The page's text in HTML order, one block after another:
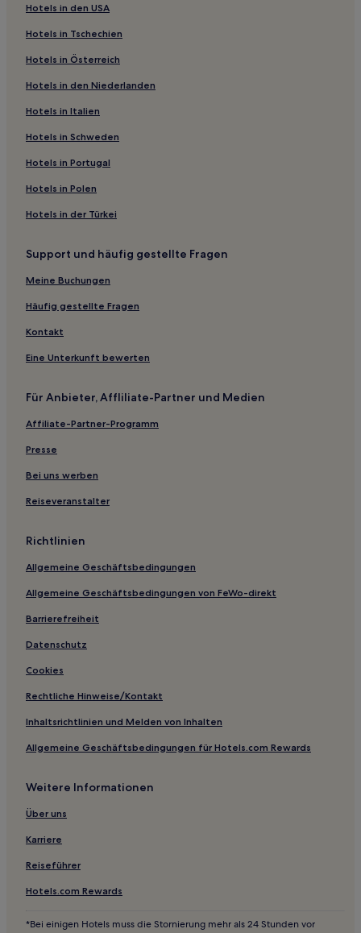
Fraser Hotels
Hotels nahe Golf Club at Ravenna
Evergreen West Central: Hotels
Historic District: Hotels
Kings Valley: Hotels
Avon Hotels
Hotels nahe Clear Creek
Deckers Hotels
Roxborough: Hotels
Hotels nahe Golden Gate Canyon State Park
Hotels nahe Maroon Lake Scenic Trail Head
Hotels nahe Mount Elbert
Historic District: Hotels
Hotels nahe Skilift Lift 2
Hotels nahe Maroon Bells
Summit County: Hotels
Vail Hotels
Jefferson Hotels
Midland: Hotels
Ohio City Hotels
Hotels nahe Born Free Express Lift
Pleasant Park Corridor: Hotels
Hotels nahe Mount Blue Sky
Beaver Creek: Hotels
Saint Mary's Hotels
Colorado: Hotels
Berthoud Falls Hotels
Genesee: Hotels
Hotels nahe Byers Peak Wilderness
Golden Gate Canyon: Hotels
Sphinx Park: Hotels
Eagle County: Hotels
Winter Park Hotels
Como Hotels
Hotels in den USA
Hotels in Tschechien
Hotels in Österreich
Hotels in den Niederlanden
Hotels in Italien
Hotels in Schweden
Hotels in Portugal
Hotels in Polen
Hotels in der Türkei
Support und häufig gestellte Fragen
Meine Buchungen
Häufig gestellte Fragen
Kontakt
Eine Unterkunft bewerten
Für Anbieter, Affliliate-Partner und Medien
Affiliate-Partner-Programm
Presse
Bei uns werben
Reiseveranstalter
Richtlinien
Allgemeine Geschäftsbedingungen
Allgemeine Geschäftsbedingungen von FeWo-direkt
Barrierefreiheit
Datenschutz
Cookies
Rechtliche Hinweise/Kontakt
Inhaltsrichtlinien und Melden von Inhalten
Allgemeine Geschäftsbedingungen für Hotels.com Rewards
Weitere Informationen
Über uns
Karriere
Reiseführer
Hotels.com Rewards
*Bei einigen Hotels muss die Stornierung mehr als 24 Stunden vor